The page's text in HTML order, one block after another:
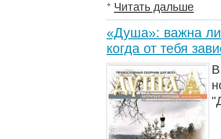
Читать дальше
«Душа»: важна ли
когда от тебя